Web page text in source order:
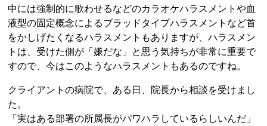
中には強制的に歌わせるなどのカラオケハラスメントや血
液型の固定概念によるブラッドタイプハラスメントなど首
をかしげたくなるハラスメントもありますが、ハラスメン
トは、受けた側が「嫌だな」と思う気持ちが非常に重要で
すので、今はこのようなハラスメントもあるのですね。
クライアントの病院で、ある日、院長から相談を受けまし
た。
「実はある部署の所属長がパワハラしているらしいんだ」